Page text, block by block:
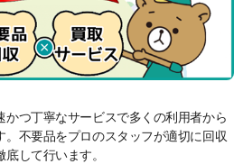
かつ丁寧なサービスで多くの利用者から
。不要品をプロのスタッフが適切に回収
して行います。